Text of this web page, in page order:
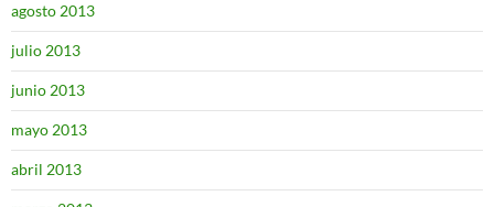
agosto 2013
julio 2013
junio 2013
mayo 2013
abril 2013